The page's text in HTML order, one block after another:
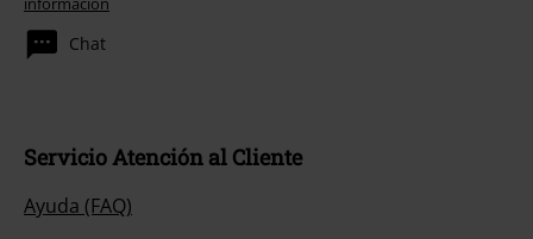
Chat
Servicio Atención al Cliente
Ayuda (FAQ)